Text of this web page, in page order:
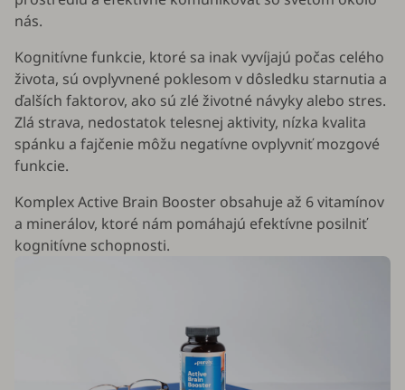
nás.
Kognitívne funkcie, ktoré sa inak vyvíjajú počas celého
života, sú ovplyvnené poklesom v dôsledku starnutia a
ďalších faktorov, ako sú zlé životné návyky alebo stres.
Zlá strava, nedostatok telesnej aktivity, nízka kvalita
spánku a fajčenie môžu negatívne ovplyvniť mozgové
funkcie.
Komplex Active Brain Booster obsahuje až 6 vitamínov
a minerálov, ktoré nám pomáhajú efektívne posilniť
kognitívne schopnosti.